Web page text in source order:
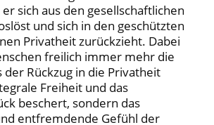
sich aus den gesellschaftlichen
und sich in den geschützten
Privatheit zurückzieht. Dabei
freilich immer mehr die
der Rückzug in die Privatheit
Freiheit und das
beschert, sondern das
entfremdende Gefühl der